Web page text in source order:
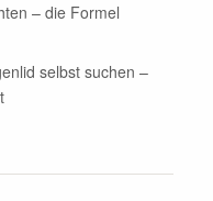
– die Formel
selbst suchen –